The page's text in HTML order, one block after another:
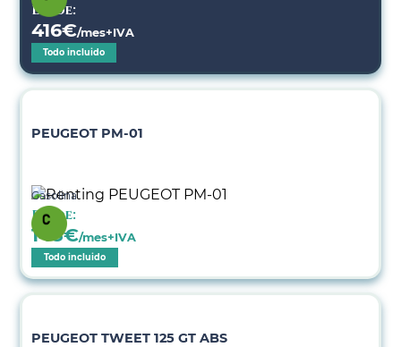
Desde:
416€/mes+IVA
Todo incluido
PEUGEOT PM-01
Gasolina
Desde:
148€/mes+IVA
Todo incluido
PEUGEOT TWEET 125 GT ABS